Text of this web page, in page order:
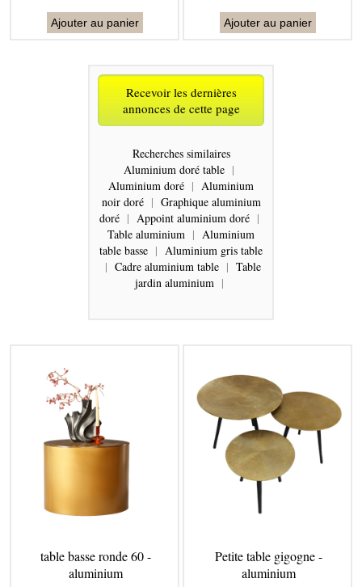
Ajouter au panier Ajouter au panier
Recevoir les dernières
annonces de cette page
Recherches similaires
Aluminium doré table |
Aluminium doré | Aluminium
noir doré | Graphique aluminium
doré | Appoint aluminium doré |
Table aluminium | Aluminium
table basse | Aluminium gris table
| Cadre aluminium table | Table
jardin aluminium |
table basse ronde 60 -
aluminium
Petite table gigogne -
aluminium